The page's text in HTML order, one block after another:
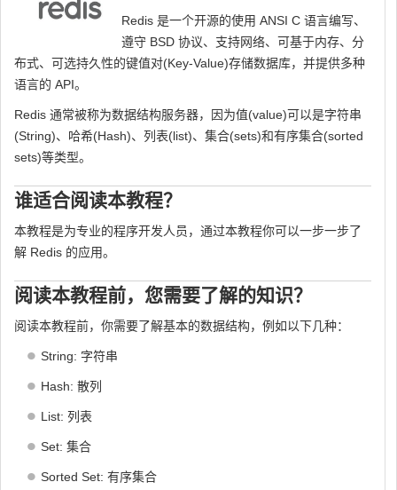
Redis 是一个开源的使用 ANSI C 语言编写、
遵守 BSD 协议、支持网络、可基于内存、分
布式、可选持久性的键值对(Key-Value)存储数据库，并提供多种
语言的 API。
Redis 通常被称为数据结构服务器，因为值(value)可以是字符串
(String)、哈希(Hash)、列表(list)、集合(sets)和有序集合(sorted
sets)等类型。
谁适合阅读本教程？
本教程是为专业的程序开发人员，通过本教程你可以一步一步了
解 Redis 的应用。
阅读本教程前，您需要了解的知识？
阅读本教程前，你需要了解基本的数据结构，例如以下几种：
String: 字符串
Hash: 散列
List: 列表
Set: 集合
Sorted Set: 有序集合